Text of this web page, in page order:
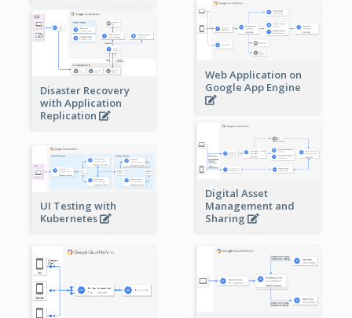
Web Application on
Google App Engine
Disaster Recovery
with Application
Replication
Digital Asset
Management and
Sharing
UI Testing with
Kubernetes